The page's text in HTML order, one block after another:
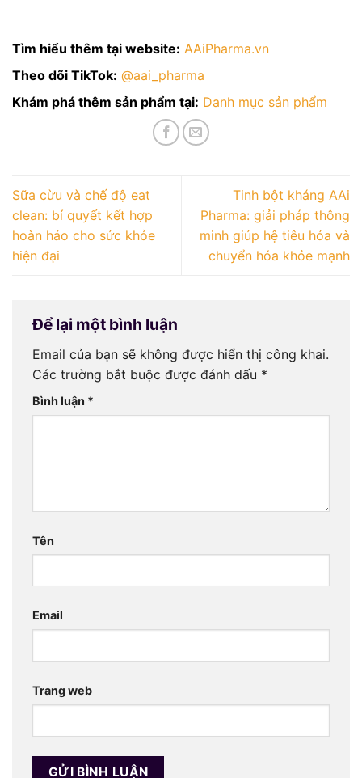
Tìm hiểu thêm tại website: AAiPharma.vn
Theo dõi TikTok: @aai_pharma
Khám phá thêm sản phẩm tại: Danh mục sản phẩm
Sữa cừu và chế độ eat
clean: bí quyết kết hợp
hoàn hảo cho sức khỏe
hiện đại
Tinh bột kháng AAi
Pharma: giải pháp thông
minh giúp hệ tiêu hóa và
chuyển hóa khỏe mạnh
Để lại một bình luận
Email của bạn sẽ không được hiển thị công khai.
Các trường bắt buộc được đánh dấu *
Bình luận *
Tên
Email
Trang web